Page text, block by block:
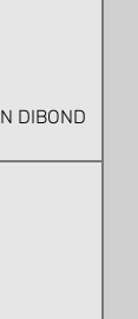
DIBOND